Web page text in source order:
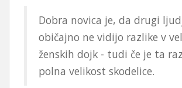
Dobra novica je, da drugi
običajno ne vidijo razlike v
ženskih dojk - tudi če je ta
polna velikost skodelice.